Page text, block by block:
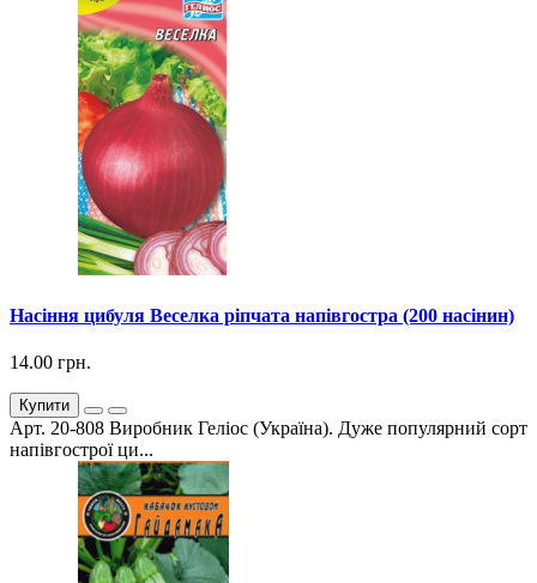
Насіння цибуля Веселка ріпчата напівгостра (200 насінин)
14.00 грн.
Купити
Арт. 20-808 Виробник Геліос (Україна). Дуже популярний сорт
напівгострої ци...